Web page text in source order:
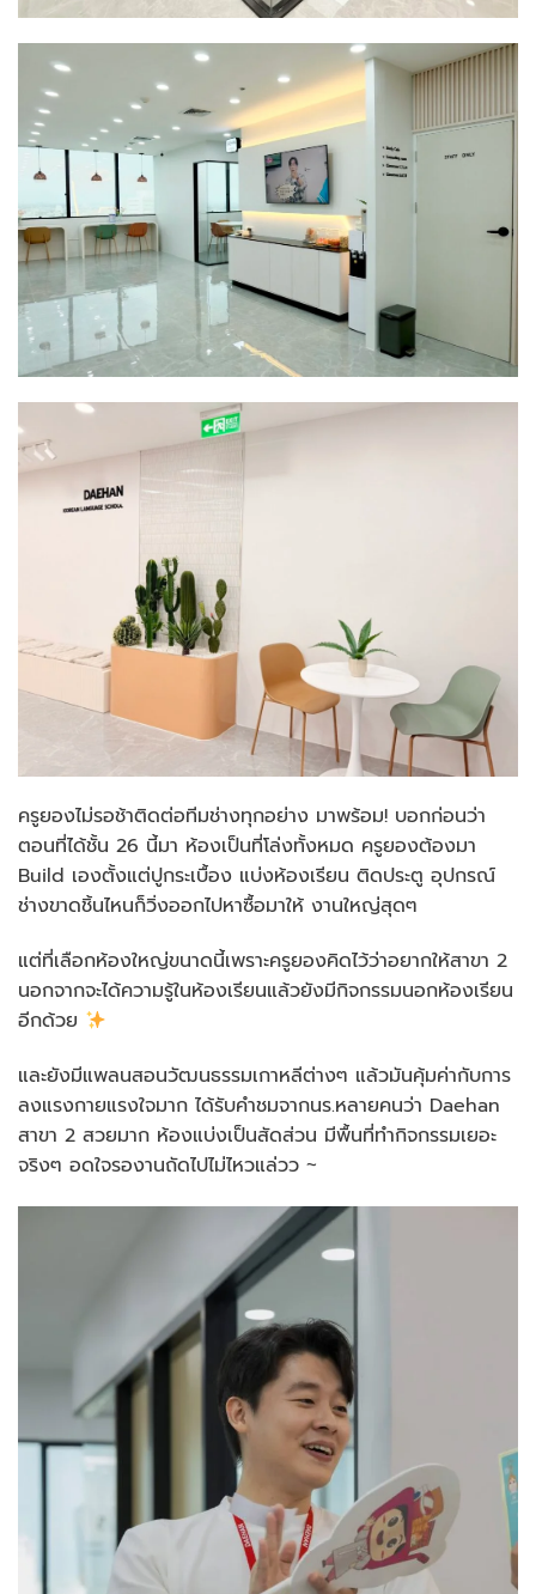
ครูยองไม่รอช้าติดต่อทีมช่างทุกอย่าง มาพร้อม! บอกก่อนว่า
ตอนที่ได้ชั้น 26 นี้มา ห้องเป็นที่โล่งทั้งหมด ครูยองต้องมา
Build เองตั้งแต่ปูกระเบื้อง แบ่งห้องเรียน ติดประตู อุปกรณ์
ช่างขาดชิ้นไหนก็วิ่งออกไปหาซื้อมาให้ งานใหญ่สุดๆ
แต่ที่เลือกห้องใหญ่ขนาดนี้เพราะครูยองคิดไว้ว่าอยากให้สาขา 2
นอกจากจะได้ความรู้ในห้องเรียนแล้วยังมีกิจกรรมนอกห้องเรียน
อีกด้วย
และยังมีแพลนสอนวัฒนธรรมเกาหลีต่างๆ แล้วมันคุ้มค่ากับการ
ลงแรงกายแรงใจมาก ได้รับคำชมจากนร.หลายคนว่า Daehan
สาขา 2 สวยมาก ห้องแบ่งเป็นสัดส่วน มีพื้นที่ทำกิจกรรมเยอะ
จริงๆ อดใจรองานถัดไปไม่ไหวแล่วว ~